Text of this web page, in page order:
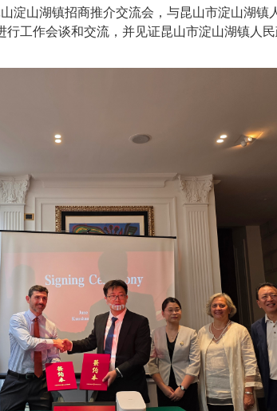
淀山湖镇招商推介交流会，与昆山市淀山湖镇
工作会谈和交流，并见证昆山市淀山湖镇人